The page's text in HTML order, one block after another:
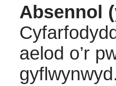
Absennol
aelod o’r
gyflwynwyd.